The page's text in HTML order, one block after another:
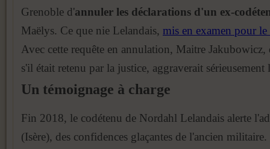
Grenoble d'annuler les déclarations d'un ex-
Maëlys. Ce que nie Lelandais, mis en examen pour
Avec cette requête en annulation, Maitre
s'il était retenu par la justice, aggraverait
Un témoignage à charge
Fin 2018, le codétenu de Nordahl Lelandais alerte
(Isère), des confidences glaçantes de l'ancien